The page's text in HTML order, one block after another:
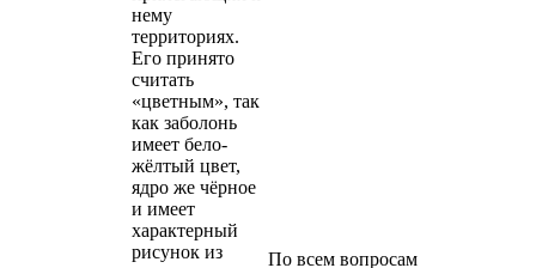
нему
территориях.
Его принято
считать
«цветным», так
как заболонь
имеет бело-
жёлтый цвет,
ядро же чёрное
и имеет
характерный
рисунок из
По всем вопросам